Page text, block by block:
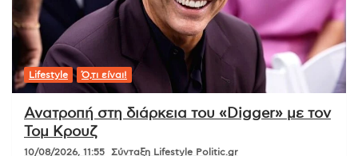
Lifestyle Ό,τι είναι!
Ανατροπή στη διάρκεια του «Digger» με τον
Τομ Κρουζ
10/08/2026, 11:55 Σύνταξη Lifestyle Politic.gr